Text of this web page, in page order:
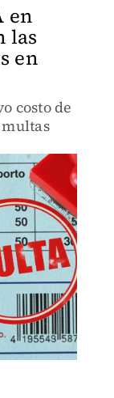
en
las
en
costo de